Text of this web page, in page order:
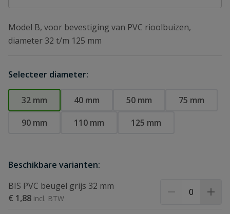
Model B, voor bevestiging van PVC rioolbuizen,
diameter 32 t/m 125 mm
Selecteer diameter:
32 mm 40 mm 50 mm
75 mm
90 mm
110 mm 125 mm
Beschikbare varianten:
BIS PVC beugel grijs 32 mm
€ 1,88